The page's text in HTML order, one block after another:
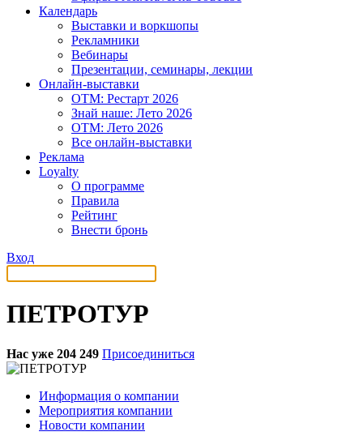
Календарь
Выставки и воркшопы
Рекламники
Вебинары
Презентации, семинары, лекции
Онлайн-выставки
OTM: Рестарт 2026
Знай наше: Лето 2026
OTM: Лето 2026
Все онлайн-выставки
Реклама
Loyalty
О программе
Правила
Рейтинг
Внести бронь
Вход
ПЕТРОТУР
Нас уже 204 249 Присоединиться
Информация о компании
Мероприятия компании
Новости компании